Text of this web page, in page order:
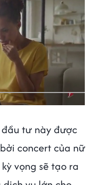
tư này được
concert của nữ
vọng sẽ tạo ra